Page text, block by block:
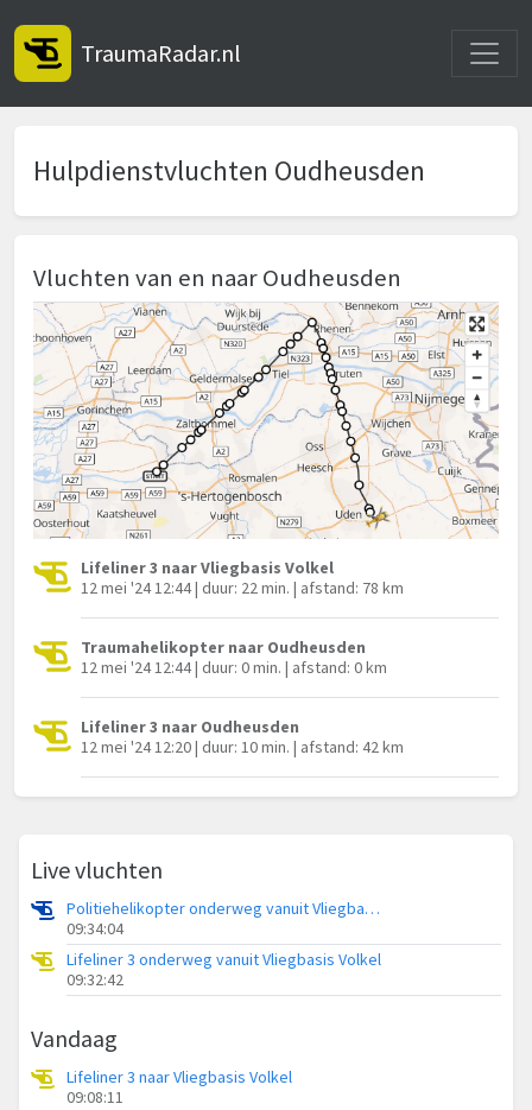
TraumaRadar.nl
Hulpdienstvluchten Oudheusden
Vluchten van en naar Oudheusden
Lifeliner 3 naar Vliegbasis Volkel
12 mei '24 12:44 | duur: 22 min. | afstand: 78 km
Traumahelikopter naar Oudheusden
12 mei '24 12:44 | duur: 0 min. | afstand: 0 km
Lifeliner 3 naar Oudheusden
12 mei '24 12:20 | duur: 10 min. | afstand: 42 km
Live vluchten
Politiehelikopter onderweg vanuit Vliegbasis Volkel
09:34:04
Lifeliner 3 onderweg vanuit Vliegbasis Volkel
09:32:42
Vandaag
Lifeliner 3 naar Vliegbasis Volkel
09:08:11